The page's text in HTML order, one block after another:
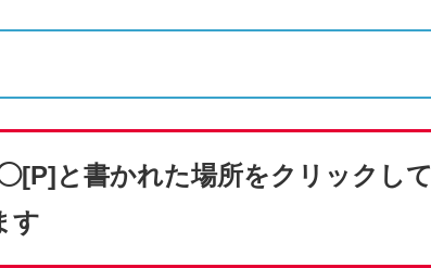
と書かれた場所をクリックして
す